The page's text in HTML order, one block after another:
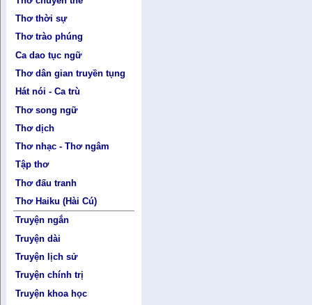
Thơ thời sự
Thơ trào phúng
Ca dao tục ngữ
Thơ dân gian truyền tụng
Hát nói - Ca trù
Thơ song ngữ
Thơ dịch
Thơ nhạc - Thơ ngâm
Tập thơ
Thơ đấu tranh
Thơ Haiku (Hài Cú)
Truyện ngắn
Truyện dài
Truyện lịch sử
Truyện chính trị
Truyện khoa học